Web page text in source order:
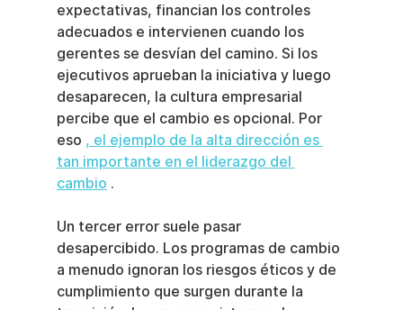
expectativas, financian los controles
adecuados e intervienen cuando los
gerentes se desvían del camino. Si los
ejecutivos aprueban la iniciativa y luego
desaparecen, la cultura empresarial
percibe que el cambio es opcional. Por
eso , el ejemplo de la alta dirección es
tan importante en el liderazgo del
cambio .
Un tercer error suele pasar
desapercibido. Los programas de cambio
a menudo ignoran los riesgos éticos y de
cumplimiento que surgen durante la